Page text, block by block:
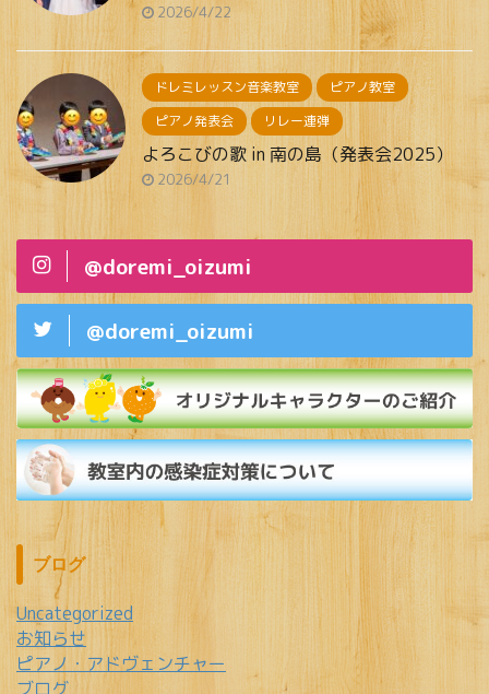
2026/4/22
ドレミレッスン音楽教室
ピアノ教室
ピアノ発表会
リレー連弾
よろこびの歌 in 南の島（発表会2025）
2026/4/21
@doremi_oizumi
@doremi_oizumi
ブログ
Uncategorized
お知らせ
ピアノ・アドヴェンチャー
ブログ